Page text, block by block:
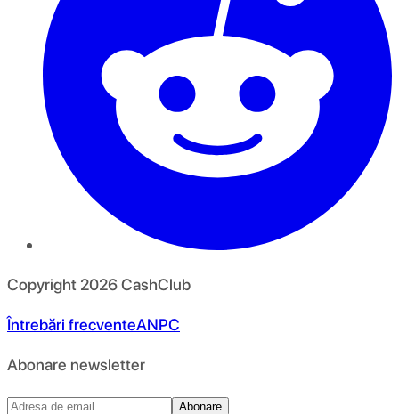
Copyright 2026CashClub
Întrebări frecventeANPC
Abonare newsletter
Abonare